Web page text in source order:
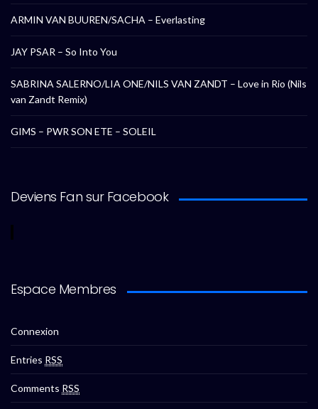
ARMIN VAN BUUREN/SACHA – Everlasting
JAY PSAR – So Into You
SABRINA SALERNO/LIA ONE/NILS VAN ZANDT – Love in Rio (Nils
van Zandt Remix)
GIMS – PWR SON ETE – SOLEIL
Deviens Fan sur Facebook
Espace Membres
Connexion
Entries RSS
Comments RSS